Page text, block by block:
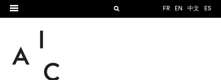
FR EN 中文 ES